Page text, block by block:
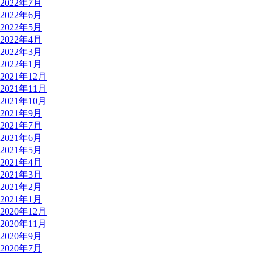
2022年7月
2022年6月
2022年5月
2022年4月
2022年3月
2022年1月
2021年12月
2021年11月
2021年10月
2021年9月
2021年7月
2021年6月
2021年5月
2021年4月
2021年3月
2021年2月
2021年1月
2020年12月
2020年11月
2020年9月
2020年7月